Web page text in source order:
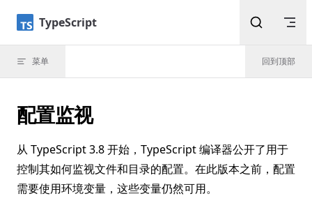
Skip to content
TypeScript
菜单 回到顶部
配置监视
从 TypeScript 3.8 开始，TypeScript 编译器公开了用于
控制其如何监视文件和目录的配置。在此版本之前，配置
需要使用环境变量，这些变量仍然可用。